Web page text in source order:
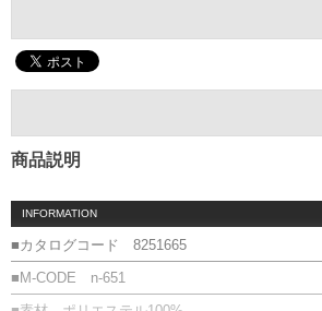
商品説明
INFORMATION
■カタログコード 8251665
■M-CODE n-651